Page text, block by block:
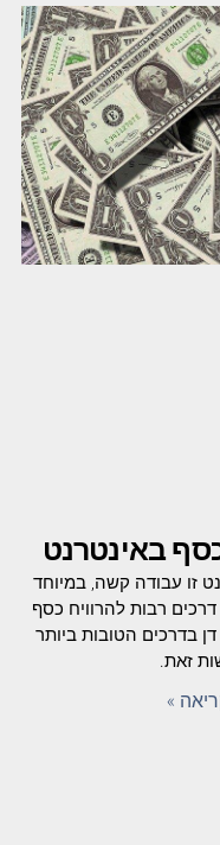
באינטרנט
זו עבודה קשה, במיוחד
דרכים רבות להרוויח כסף
בדרכים הטובות ביותר
זאת.
»